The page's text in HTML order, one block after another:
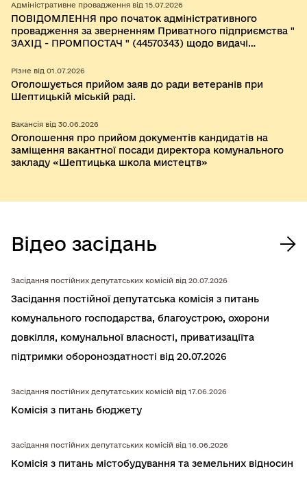
конкурсного відбору
Адміністративне провадження від 15.07.2026
ПОВІДОМЛЕННЯ про початок адміністративного
провадження за зверненням Приватного підприємства "
ЗАХІД - ПРОМПОСТАЧ " (44570343) щодо видачі
об’єкта будівництва "Нове будівництво наземної
фотоелектричної сонячної електростанції (СЕС)
"Острів", з установками зберігання електричної енергії
(УЗЕ) ПП "Захід-Промпостач"" за межами населеного
Шептицького району Львівської області
Різне від 01.07.2026
Оголошується прийом заяв до ради ветеранів при
Шептицькій міській раді.
Вакансія від 30.06.2026
Оголошення про прийом документів кандидатів на
заміщення вакантної посади директора комунального
закладу «Шептицька школа мистецтв»
Відео засідань
Засідання постійних депутатських комісій від 20.07.2026
Засідання постійної депутатська комiсiя з питань
комунального господарства, благоустрою, охорони
довкiлля, комунальної власностi, приватизацiїта
підтримки обороноздатності від 20.07.2026
Засідання постійних депутатських комісій від 17.06.2026
Комісія з питань бюджету
Засідання постійних депутатських комісій від 16.06.2026
Комісія з питань містобудування та земельних відносин